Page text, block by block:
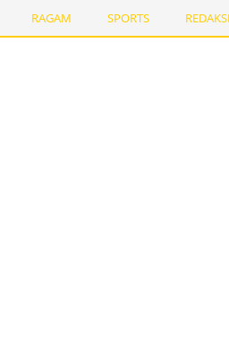
RAGAM SPORTS REDAKSI